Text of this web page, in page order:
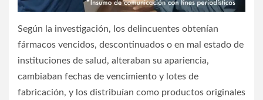
Según la investigación, los delincuentes obtenían
fármacos vencidos, descontinuados o en mal estado de
instituciones de salud, alteraban su apariencia,
cambiaban fechas de vencimiento y lotes de
fabricación, y los distribuían como productos originales